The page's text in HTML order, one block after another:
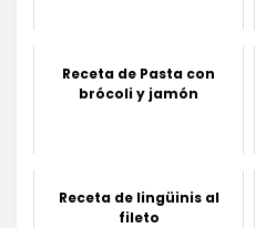
Receta de Pasta con
brócoli y jamón
Receta de lingüinis al
fileto